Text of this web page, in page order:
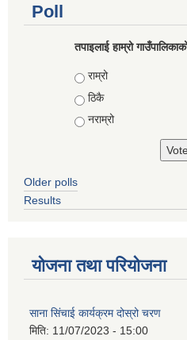
Poll
तपाइलाई हाम्रो
Choices
राम्रो
ठिकै
नराम्रो
Older polls
Results
योजना तथा परियोजना
साना सिंचाई कार्यक्रम दोस्रो चरण
मिति: 11/07/2023 - 15:00